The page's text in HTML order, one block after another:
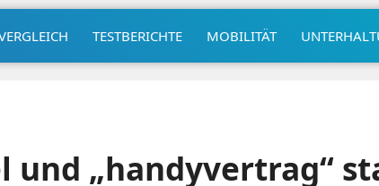
TESTBERICHTE MOBILITÄT
und „handyvertrag“